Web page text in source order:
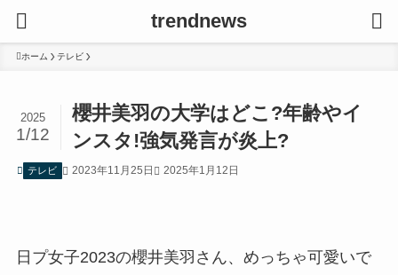
trendnews
ホーム テレビ
櫻井美羽の大学はどこ?年齢やイ
ンスタ!強気発言が炎上?
2025
1/12
テレビ 2023年11月25日 2025年1月12日
日プ女子2023の櫻井美羽さん、めっちゃ可愛いで